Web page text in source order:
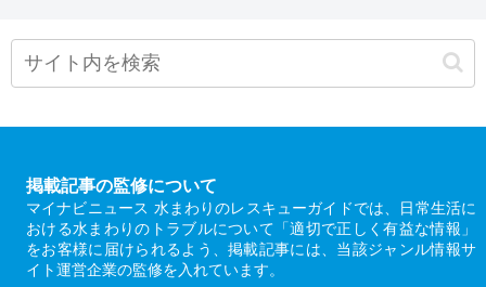
掲載記事の監修について
マイナビニュース 水まわりのレスキューガイドでは、日常生活に
おける水まわりのトラブルについて「適切で正しく有益な情報」
をお客様に届けられるよう、掲載記事には、当該ジャンル情報サ
イト運営企業の監修を入れています。